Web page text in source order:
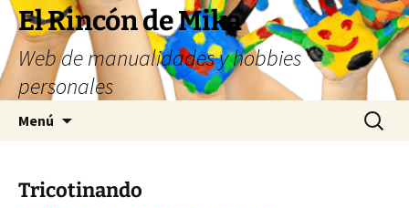
Saltar
contenido
El Rincón de Mika
Web de manualidades y hobbies
personales
Menú Buscar:
Tricotinando